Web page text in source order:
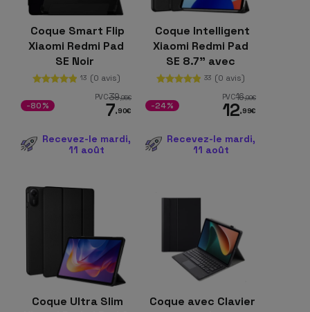
Coque Smart Flip
Xiaomi Redmi Pad
SE Noir
13 (0 avis)
PVC39,95€
7,90€
-80%
Recevez-le mardi,
11 août
Coque Intelligent
Xiaomi Redmi Pad
SE 8.7" avec
Support Noir
33 (0 avis)
PVC16,99€
12,99€
-24%
Recevez-le mardi,
11 août
Coque Ultra Slim
Coque avec Clavier